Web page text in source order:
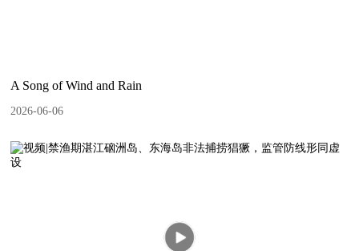
A Song of Wind and Rain
2026-06-06